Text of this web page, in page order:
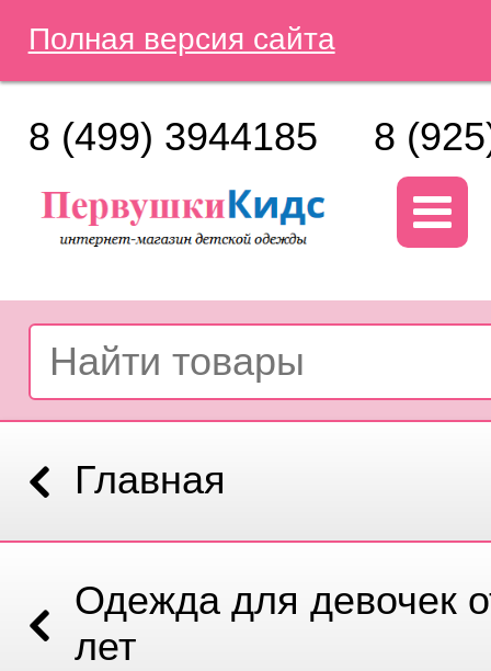
Полная версия сайта
8 (499) 3944185 8
Главная
Одежда для девочек
лет